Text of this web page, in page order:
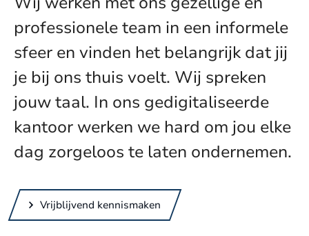
professionele team in een informele
sfeer en vinden het belangrijk dat jij
je bij ons thuis voelt. Wij spreken
jouw taal. In ons gedigitaliseerde
kantoor werken we hard om jou elke
dag zorgeloos te laten ondernemen.
Vrijblijvend kennismaken